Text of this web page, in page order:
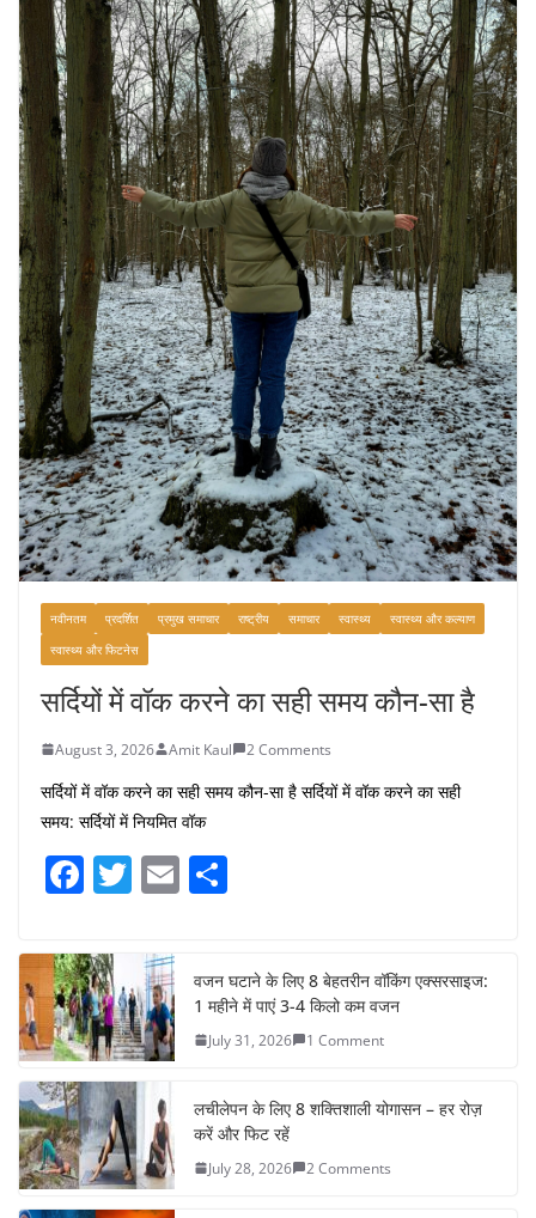
भारत की सबसे खूबसूरत सड़क यात्राएँ:
दार्जिलिंग से लद्दाख तक का सफर
August 5, 2026 0 Comments
नवीनतम प्रदर्शित प्रमुख समाचार राष्ट्रीय समाचार स्वास्थ्य
स्वास्थ्य और कल्याण
स्वास्थ्य और फिटनेस
सर्दियों में वॉक करने का सही समय कौन-सा है
August 3, 2026 Amit Kaul 2 Comments
सर्दियों में वॉक करने का सही समय कौन-सा है सर्दियों में वॉक करने का सही
समय: सर्दियों में नियमित वॉक
F
c
e
b
o
o
k
T
itt
er
E
e
वजन घटाने के लिए 8 बेहतरीन वॉकिंग एक्सरसाइज:
1 महीने में पाएं 3-4 किलो कम वजन
July 31, 2026 1 Comment
लचीलेपन के लिए 8 शक्तिशाली योगासन – हर रोज़
करें और फिट रहें
July 28, 2026 2 Comments